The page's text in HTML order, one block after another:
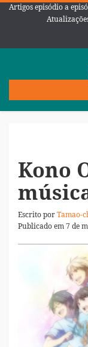
Artigos episódio a
Kono
Escrito porTamao-
Publicado em 7 de